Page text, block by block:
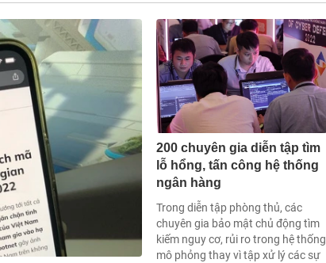
200 chuyên gia diễn tập tìm
lỗ hổng, tấn công hệ thống
ngân hàng
Trong diễn tập phòng thủ, các
chuyên gia bảo mật chủ động tìm
kiếm nguy cơ, rủi ro trong hệ thống
mô phỏng thay vì tập xử lý các sự